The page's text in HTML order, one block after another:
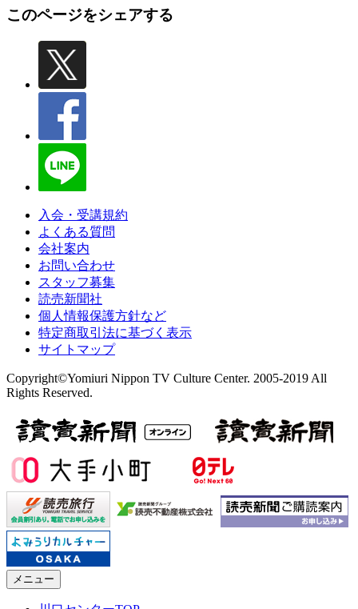
このページをシェアする
入会・受講規約
よくある質問
会社案内
お問い合わせ
スタッフ募集
読売新聞社
個人情報保護方針など
特定商取引法に基づく表示
サイトマップ
Copyright©Yomiuri Nippon TV Culture Center. 2005-2019 All
Rights Reserved.
メニュー